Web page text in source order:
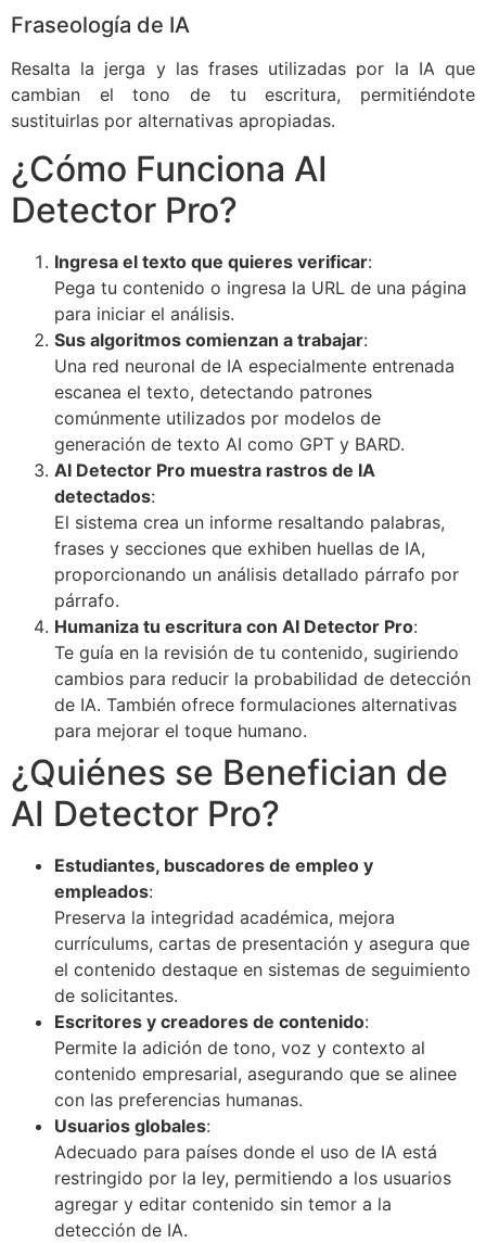
Fraseología de IA
Resalta la jerga y las frases utilizadas por la IA que
cambian el tono de tu escritura, permitiéndote
sustituirlas por alternativas apropiadas.
¿Cómo Funciona AI
Detector Pro?
Ingresa el texto que quieres verificar:
Pega tu contenido o ingresa la URL de una página
para iniciar el análisis.
Sus algoritmos comienzan a trabajar:
Una red neuronal de IA especialmente entrenada
escanea el texto, detectando patrones
comúnmente utilizados por modelos de
generación de texto AI como GPT y BARD.
AI Detector Pro muestra rastros de IA
detectados:
El sistema crea un informe resaltando palabras,
frases y secciones que exhiben huellas de IA,
proporcionando un análisis detallado párrafo por
párrafo.
Humaniza tu escritura con AI Detector Pro:
Te guía en la revisión de tu contenido, sugiriendo
cambios para reducir la probabilidad de detección
de IA. También ofrece formulaciones alternativas
para mejorar el toque humano.
¿Quiénes se Benefician de
AI Detector Pro?
Estudiantes, buscadores de empleo y
empleados:
Preserva la integridad académica, mejora
currículums, cartas de presentación y asegura que
el contenido destaque en sistemas de seguimiento
de solicitantes.
Escritores y creadores de contenido:
Permite la adición de tono, voz y contexto al
contenido empresarial, asegurando que se alinee
con las preferencias humanas.
Usuarios globales:
Adecuado para países donde el uso de IA está
restringido por la ley, permitiendo a los usuarios
agregar y editar contenido sin temor a la
detección de IA.